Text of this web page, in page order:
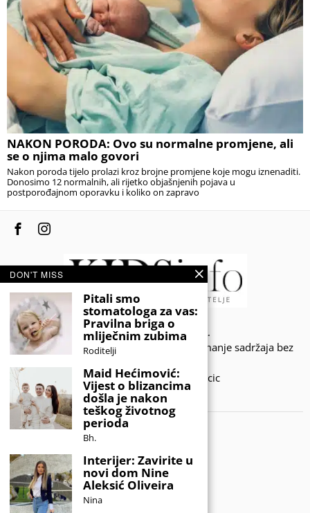
NAKON PORODA: Ovo su normalne promjene, ali
se o njima malo govori
Nakon poroda tijelo prolazi kroz brojne promjene koje mogu iznenaditi.
Donosimo 12 normalnih, ali rijetko objašnjenih pojava u
postporođajnom oporavku i koliko on zapravo
© 2020 - KIDSINFO.BA.
Sva prava zadržana. Zabranjeno preuzimanje sadržaja bez
Developed by Amar SIjercic
IZAŠAO JE NOVI MAGAZIN!
DON'T MISS
Pitali smo
stomatologa za vas:
Pravilna briga o
mliječnim zubima
Roditelji
Maid Hećimović:
Vijest o blizancima
došla je nakon
teškog životnog
perioda
Bh.
Interijer: Zavirite u
novi dom Nine
Aleksić Oliveira
Nina